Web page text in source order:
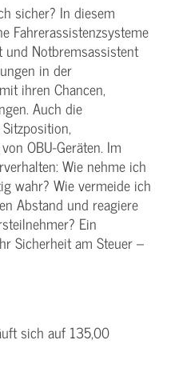
sicher? In diesem
Fahrerassistenzsysteme
Notbremsassistent
in der
ihren Chancen,
Auch die
OBU-Geräten. Im
Wie nehme ich
wahr? Wie vermeide ich
Abstand und reagiere
Ein
Sicherheit am Steuer –
sich auf 135,00